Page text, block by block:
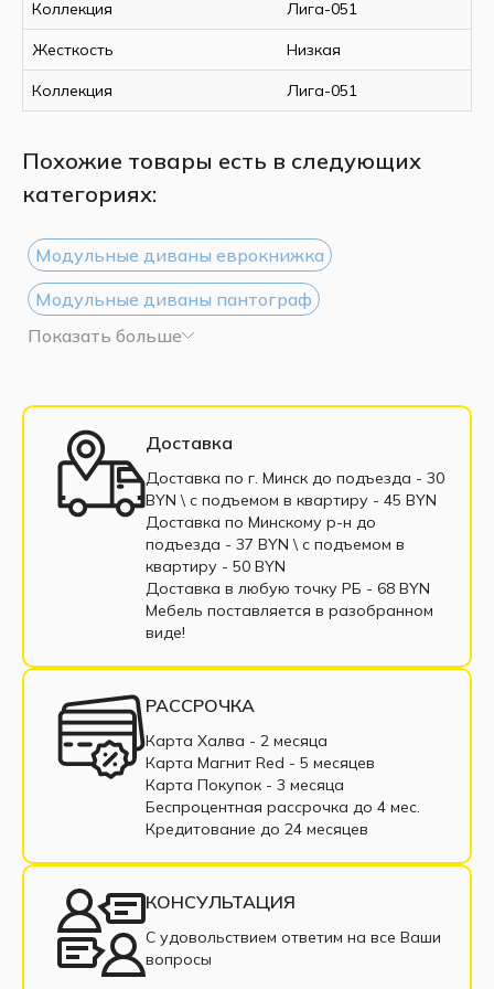
Коллекция Лига-051
Жесткость Низкая
Коллекция Лига-051
Похожие товары есть в следующих
категориях:
Модульные диваны еврокнижка
Модульные диваны пантограф
Модульные диваны дельфин
Белые модульные диваны
Модульные диваны из экокожи
Модульные диваны из велюра
Модульные диваны из рогожки
Модульные диваны из корфу
Одноместные модульные диваны
Трехместные модульные диваны
Четырехместные модульные диваны
Пятиместные модульные диваны
Шестиместные модульные диваны
Семиместные модульные диваны
Модульные диваны с ППУ
Показать больше
Доставка
Доставка по г. Минск до подъезда - 30
BYN \ c подъемом в квартиру - 45 BYN
Доставка по Минскому р-н до
подъезда - 37 BYN \ c подъемом в
квартиру - 50 BYN
Доставка в любую точку РБ - 68 BYN
Мебель поставляется в разобранном
виде!
РАССРОЧКА
Карта Халва - 2 месяца
Карта Магнит Red - 5 месяцев
Карта Покупок - 3 месяца
Беспроцентная рассрочка до 4 мес.
Кредитование до 24 месяцев
КОНСУЛЬТАЦИЯ
С удовольствием ответим на все Ваши
вопросы